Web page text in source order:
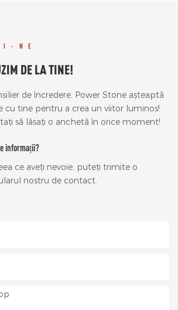
NE
DE LA TINE!
de încredere. Power Stone așteaptă
cu tine pentru a crea un viitor luminos!
să lăsați o anchetă în orice moment!
informații?
ce aveți nevoie, puteți trimite o
nostru de contact.